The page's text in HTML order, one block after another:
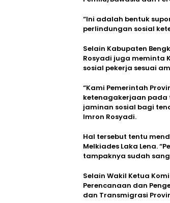
“Ini adalah bentuk
perlindungan sosial
Selain Kabupaten
Rosyadi juga meminta
sosial pekerja sesuai
“Kami Pemerintah
ketenagakerjaan pada
jaminan sosial bagi
Imron Rosyadi.
Hal tersebut tentu
Melkiades Laka Lena.
tampaknya sudah
Selain Wakil Ketua
Perencanaan dan
dan Transmigrasi